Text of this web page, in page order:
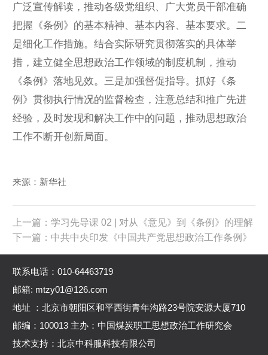
广泛宣传解读，推动各级党组织、广大党员干部准确
把握《条例》的基本精神、基本内容、基本要求。二
是细化工作措施。结合实际研究贯彻落实的具体举
措，建立健全思想政治工作领域的制度机制，推动
《条例》落地见效。三是加强督促指导。抓好《条
例》贯彻执行情况的监督检查，注意总结和推广先进
经验，及时发现和解决工作中的问题，推动思想政治
工作不断开创新局面。
来源：新华社
上一篇：学习先导课 02 | 对从《意见》到《条例》的理解
下一篇：中共中央印发《中国共产党思想政治工作条例》
联系电话：010-64463719
邮箱: mtzy01@126.com
地址 ：北京市朝阳区和平西街青年沟路23号院安源大厦710
邮编：100013 主办：中国煤炭职工思想政治工作研究会
技术支持：北京中科服科技有限公司